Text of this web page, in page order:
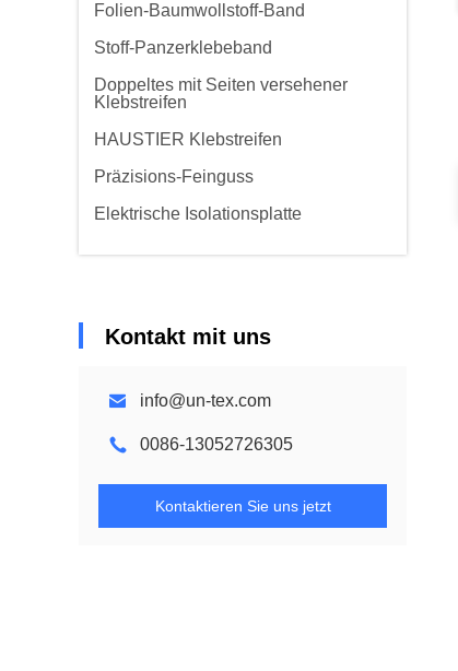
Folien-Baumwollstoff-Band
Stoff-Panzerklebeband
Doppeltes mit Seiten versehener
Klebstreifen
HAUSTIER Klebstreifen
Präzisions-Feinguss
Elektrische Isolationsplatte
Kontakt mit uns
info@un-tex.com
0086-13052726305
Kontaktieren Sie uns jetzt